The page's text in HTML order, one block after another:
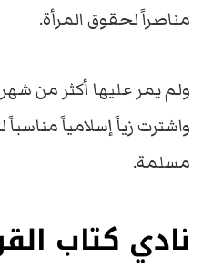
مناصراً لحقوق المرأة.
ولم يمر عليها أكثر من
واشترت زياً إسلامياً
مسلمة.
نادي كتاب